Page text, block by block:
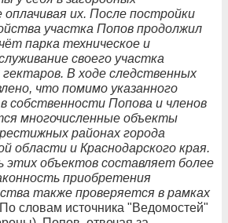
их. После постройки
участка Попов продолжил
парка техническое и
своего участка
В ходе следственных
что помимо указанного
собственности Попова и членов
многочисленные объекты
районах города
области и Краснодарского края.
объектов составляет более
приобретения
также проверяется в рамках
словам источника "Ведомостей"